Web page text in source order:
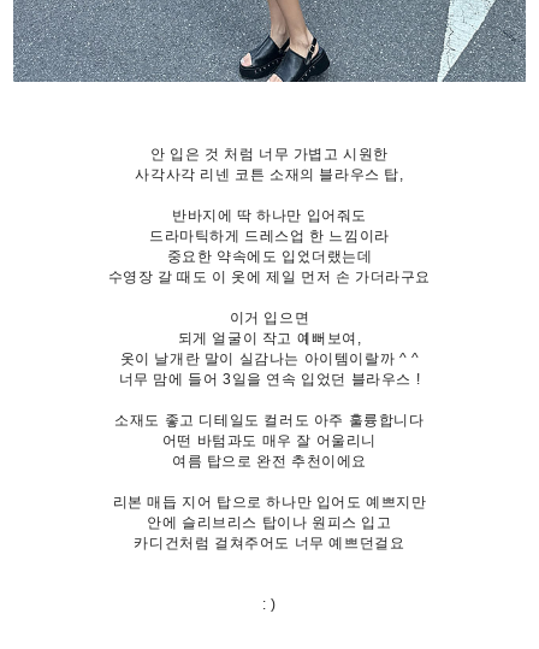
안 입은 것 처럼 너무 가볍고 시원한
사각사각 리넨 코튼 소재의 블라우스 탑,
반바지에 딱 하나만 입어줘도
드라마틱하게 드레스업 한 느낌이라
중요한 약속에도 입었더랬는데
수영장 갈 때도 이 옷에 제일 먼저 손 가더라구요
이거 입으면
되게 얼굴이 작고 예뻐보여,
옷이 날개란 말이 실감나는 아이템이랄까 ^ ^
너무 맘에 들어 3일을 연속 입었던 블라우스 !
소재도 좋고 디테일도 컬러도 아주 훌륭합니다
어떤 바텀과도 매우 잘 어울리니
여름 탑으로 완전 추천이에요
리본 매듭 지어 탑으로 하나만 입어도 예쁘지만
안에 슬리브리스 탑이나 원피스 입고
카디건처럼 걸쳐주어도 너무 예쁘던걸요
: )